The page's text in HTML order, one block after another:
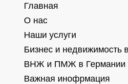
Главная
О нас
Наши услуги
Бизнес и недвижимость
ВНЖ и ПМЖ в Германии
Важная инофрмация